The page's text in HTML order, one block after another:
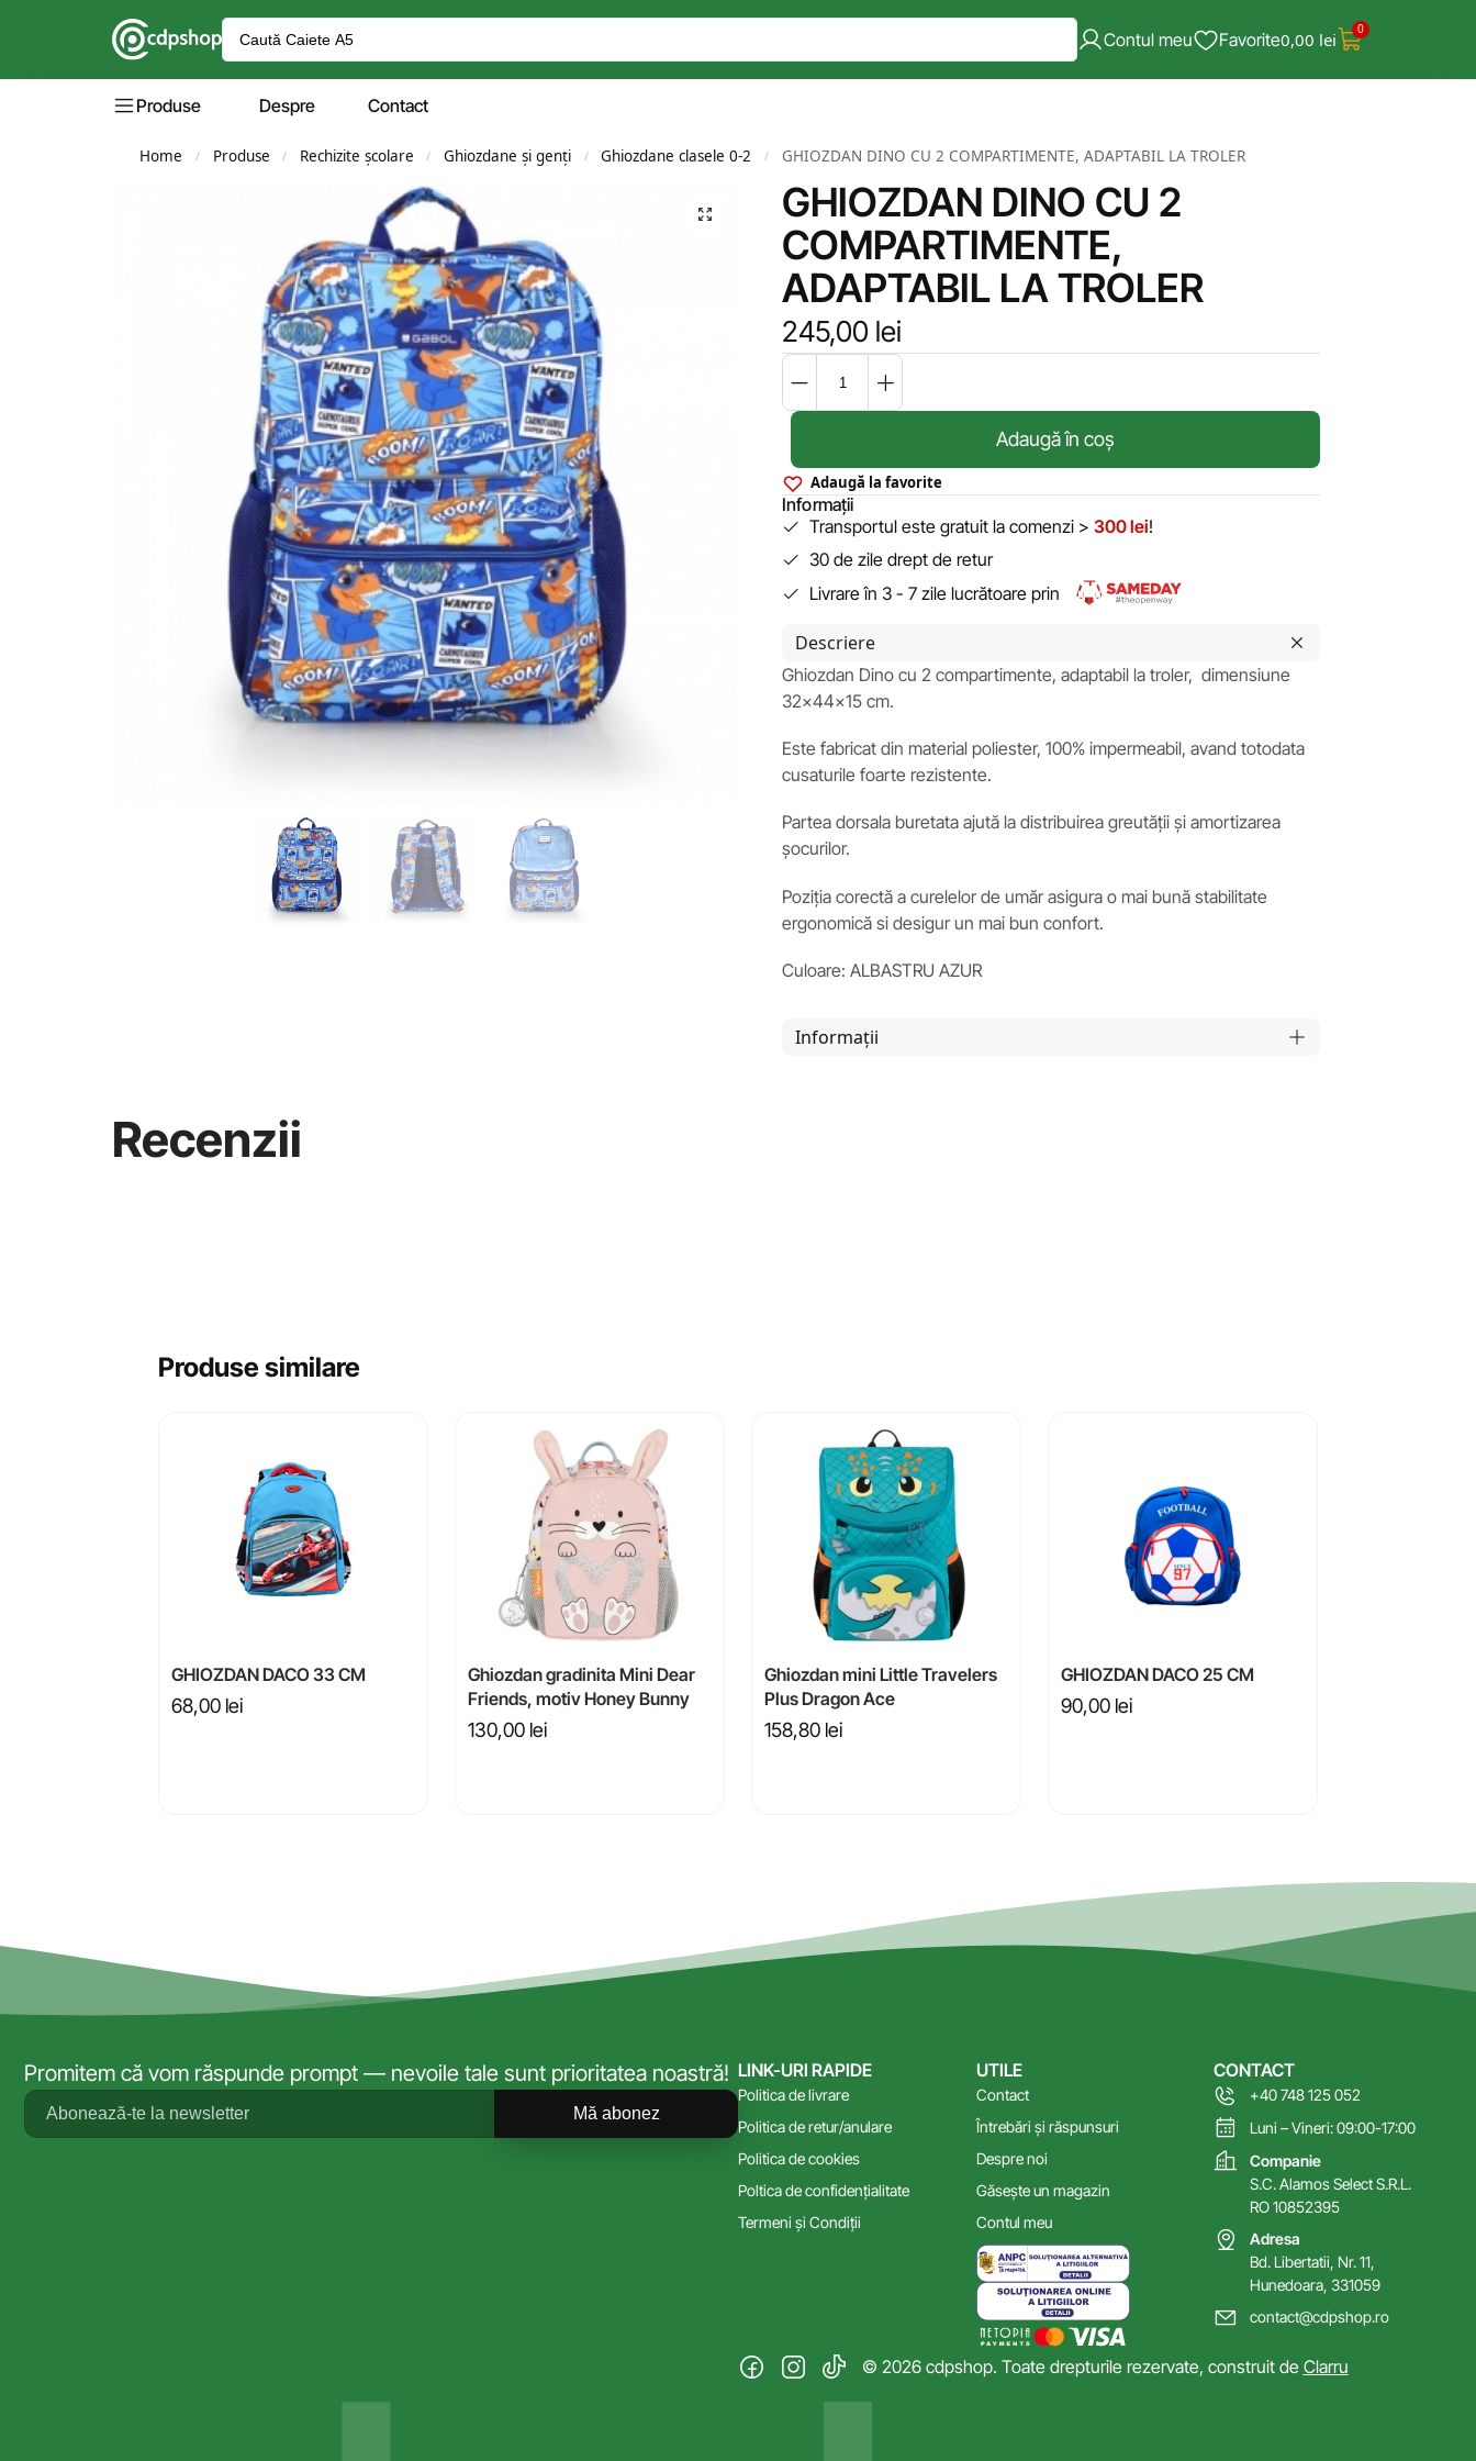
Contul meu Favorite0,00 lei 0
Produse Despre Contact
Home / Produse / Rechizite școlare / Ghiozdane și genți / Ghiozdane clasele 0-2 / GHIOZDAN DINO CU 2 COMPARTIMENTE, ADAPTABIL LA TROLER
GHIOZDAN DINO CU 2
COMPARTIMENTE,
ADAPTABIL LA TROLER
245,00 lei
Adaugă în coș
Adaugă la favorite
Informații
Transportul este gratuit la comenzi > 300 lei!
30 de zile drept de retur
Livrare în 3 - 7 zile lucrătoare prin
Descriere
Ghiozdan Dino cu 2 compartimente, adaptabil la troler, dimensiune
32x44x15 cm.
Este fabricat din material poliester, 100% impermeabil, avand totodata
cusaturile foarte rezistente.
Partea dorsala buretata ajută la distribuirea greutății și amortizarea
șocurilor.
Poziția corectă a curelelor de umăr asigura o mai bună stabilitate
ergonomică si desigur un mai bun confort.
Culoare: ALBASTRU AZUR
Informații
Recenzii
Produse similare
GHIOZDAN DACO 33 CM
68,00 lei
Ghiozdan gradinita Mini Dear
Friends, motiv Honey Bunny
130,00 lei
Ghiozdan mini Little Travelers
Plus Dragon Ace
158,80 lei
GHIOZDAN DACO 25 CM
90,00 lei
Promitem că vom răspunde prompt — nevoile tale sunt prioritatea noastră!
Mă abonez
LINK-URI RAPIDE
Politica de livrare
Politica de retur/anulare
Politica de cookies
Poltica de confidențialitate
Termeni și Condiții
UTILE
Contact
Întrebări și răspunsuri
Despre noi
Găsește un magazin
Contul meu
CONTACT
+40 748 125 052
Luni – Vineri: 09:00-17:00
Companie
S.C. Alamos Select S.R.L.
RO 10852395
Adresa
Bd. Libertatii, Nr. 11,
Hunedoara, 331059
contact@cdpshop.ro
© 2026 cdpshop. Toate drepturile rezervate, construit de Clarru